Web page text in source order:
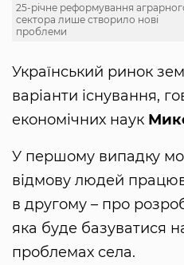
25-річне реформування
сектора лише створило нові
проблеми
Український ринок
варіанти існування,
економічних наук
У першому випадку
відмову людей
в другому – про
яка буде базуватися
проблемах села.